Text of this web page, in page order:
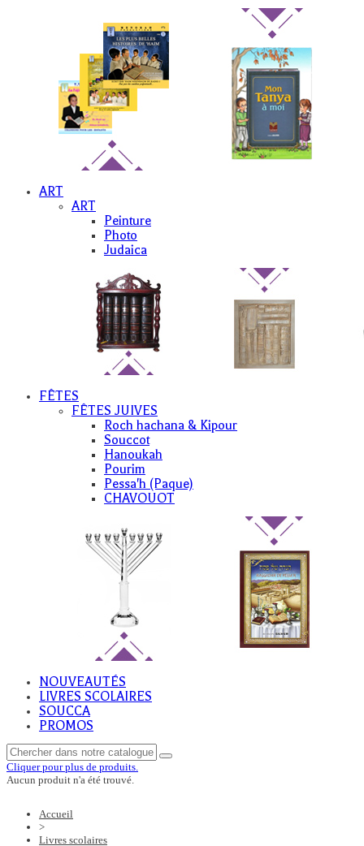
ART
ART
Peinture
Photo
Judaica
FÊTES
FÊTES JUIVES
Roch hachana & Kipour
Souccot
Hanoukah
Pourim
Pessa'h (Paque)
CHAVOUOT
NOUVEAUTÉS
LIVRES SCOLAIRES
SOUCCA
PROMOS
Cliquer pour plus de produits.
Aucun produit n'a été trouvé.
Accueil
>
Livres scolaires